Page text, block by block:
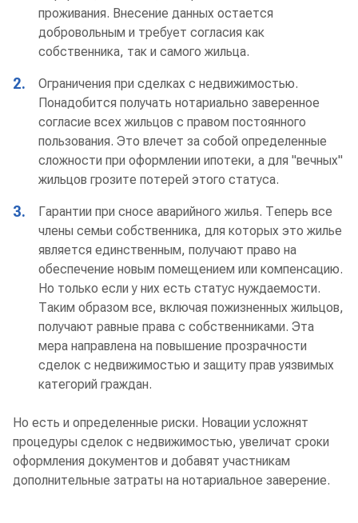
проживания. Внесение данных остается
добровольным и требует согласия как
собственника, так и самого жильца.
2.
Ограничения при сделках с недвижимостью.
Понадобится получать нотариально заверенное
согласие всех жильцов с правом постоянного
пользования. Это влечет за собой определенные
сложности при оформлении ипотеки, а для "вечных"
жильцов грозите потерей этого статуса.
3.
Гарантии при сносе аварийного жилья. Теперь все
члены семьи собственника, для которых это жилье
является единственным, получают право на
обеспечение новым помещением или компенсацию.
Но только если у них есть статус нуждаемости.
Таким образом все, включая пожизненных жильцов,
получают равные права с собственниками. Эта
мера направлена на повышение прозрачности
сделок с недвижимостью и защиту прав уязвимых
категорий граждан.
Но есть и определенные риски. Новации усложнят
процедуры сделок с недвижимостью, увеличат сроки
оформления документов и добавят участникам
дополнительные затраты на нотариальное заверение.